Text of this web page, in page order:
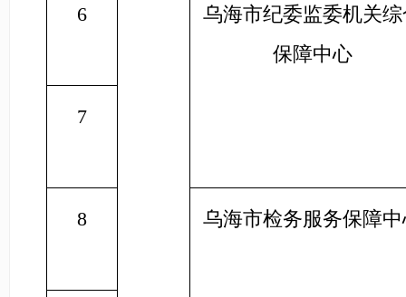
6
乌海市纪委监委机关
保障中心
7
8 乌海市检务服务保障